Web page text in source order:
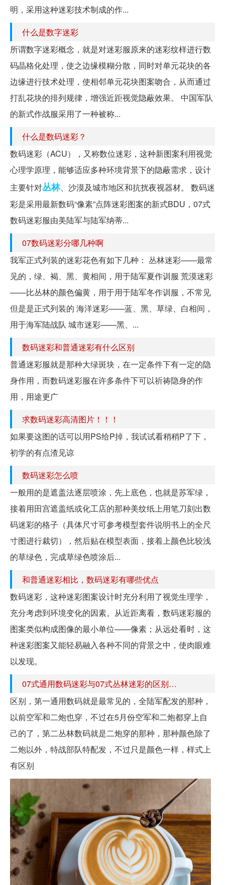
明，采用这种迷彩技术制成的作...
什么是数字迷彩
所谓数字迷彩概念，就是对迷彩服原来的迷彩纹样进行数
码晶格化处理，使之边缘模糊分散，同时对单元花块的各
边缘进行技术处理，使相邻单元花块图案吻合，从而通过
打乱花块的排列规律，增强近距视觉隐蔽效果。 中国军队
的新式作战服采用了一种被称...
什么是数码迷彩？
数码迷彩（ACU），又称数位迷彩，这种新图案利用视觉
心理学原理，能够适应多种环境背景下的隐蔽需求，设计
主要针对丛林、沙漠及城市地区和抗扰夜视器材。 数码迷
彩是采用最新数码“像素”点阵迷彩图案的新式BDU，07式
数码迷彩服由美陆军与陆军纳蒂...
07数码迷彩分哪几种啊
我军正式列装的迷彩花色有如下几种： 丛林迷彩——最常
见的，绿、褐、黑、黄相间，用于陆军夏作训服 荒漠迷彩
——比丛林的颜色偏黄，用于用于陆军冬作训服，不常见
但是是正式列装的 海洋迷彩——蓝、黑、草绿、白相间，
用于海军陆战队 城市迷彩——黑、...
数码迷彩和普通迷彩有什么区别
普通迷彩服就是那种大绿斑块，在一定条件下有一定的隐
身作用，而数码迷彩服在许多条件下可以祈祷隐身的作
用，用途更广
求数码迷彩高清图片！！！
如果要这图的话可以用PS给P掉，我试试看稍稍P了下，
初学的有点渣见谅
数码迷彩怎么喷
一般用的是遮盖法逐层喷涂，先上底色，也就是苏军绿，
接着用田宫遮盖纸或化工店的那种美纹纸上用笔刀刻出数
码迷彩的格子（具体尺寸可参考模型套件说明书上的全尺
寸图进行裁切），然后贴在模型表面，接着上颜色比较浅
的草绿色，完成草绿色喷涂后...
和普通迷彩相比，数码迷彩有哪些优点
数码迷彩，这种迷彩图案设计时充分利用了视觉生理学，
充分考虑到环境变化的因素。从近距离看，数码迷彩服的
图案类似构成图像的最小单位——像素；从远处看时，这
种迷彩图案又能轻易融入各种不同的背景之中，使肉眼难
以发现。
07式通用数码迷彩与07式丛林迷彩的区别…
区别，第一通用数码就是最常见的，全陆军配发的那种，
以前空军和二炮也穿，不过在5月份空军和二炮都穿上自
己的了，第二丛林数码就是二炮穿的那种，那种颜色除了
二炮以外，特战部队特配发，不过只是颜色一样，样式上
有区别